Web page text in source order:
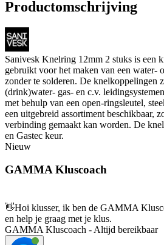
Productomschrijving
Sanivesk Knelring 12mm 2 stuks is een
gebruikt voor het maken van een water-
zonder te solderen. De knelkoppelingen
(drink)water- gas- en c.v.
met behulp van een open-ringsleutel,
een uitgebreid assortiment beschikbaar,
verbinding gemaakt kan worden. De
en Gastec keur.
Nieuw
GAMMA Kluscoach
👋Hoi klusser, ik ben de GAMMA
en help je graag met je klus.
GAMMA Kluscoach - Altijd bereikbaar